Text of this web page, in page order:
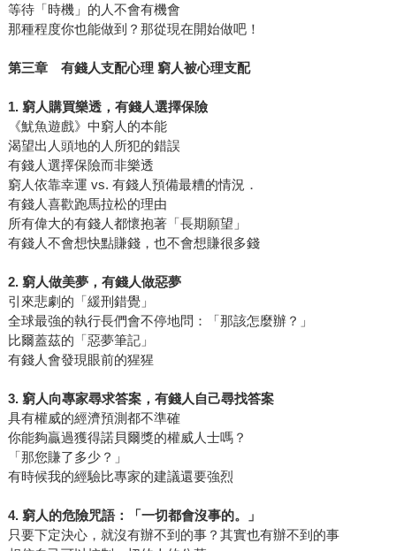
等待「時機」的人不會有機會
那種程度你也能做到？那從現在開始做吧！
第三章 有錢人支配心理 窮人被心理支配
1. 窮人購買樂透，有錢人選擇保險
《魷魚遊戲》中窮人的本能
渴望出人頭地的人所犯的錯誤
有錢人選擇保險而非樂透
窮人依靠幸運 vs. 有錢人預備最糟的情況．
有錢人喜歡跑馬拉松的理由
所有偉大的有錢人都懷抱著「長期願望」
有錢人不會想快點賺錢，也不會想賺很多錢
2. 窮人做美夢，有錢人做惡夢
引來悲劇的「緩刑錯覺」
全球最強的執行長們會不停地問：「那該怎麼辦？」
比爾蓋茲的「惡夢筆記」
有錢人會發現眼前的猩猩
3. 窮人向專家尋求答案，有錢人自己尋找答案
具有權威的經濟預測都不準確
你能夠贏過獲得諾貝爾獎的權威人士嗎？
「那您賺了多少？」
有時候我的經驗比專家的建議還要強烈
4. 窮人的危險咒語：「一切都會沒事的。」
只要下定決心，就沒有辦不到的事？其實也有辦不到的事